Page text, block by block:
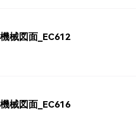
機械図面_EC612
機械図面_EC616